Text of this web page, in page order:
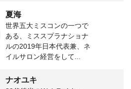
夏海
世界五大ミスコンの一つで
ある、ミススプラナショナ
ルの2019年日本代表兼、ネ
イルサロン経営をして...
ナオユキ